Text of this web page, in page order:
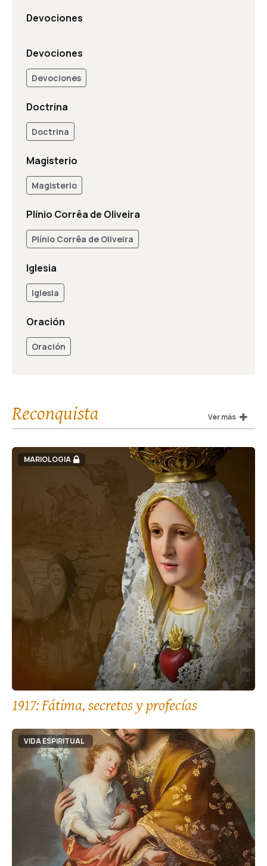
Devociones
Devociones
Devociones
Doctrina
Doctrina
Magisterio
Magisterio
Plínio Corrêa de Oliveira
Plínio Corrêa de Oliveira
Iglesia
Iglesia
Oración
Oración
Reconquista Ver más
MARIOLOGIA
1917: Fátima, secretos y profecías
VIDA ESPIRITUAL